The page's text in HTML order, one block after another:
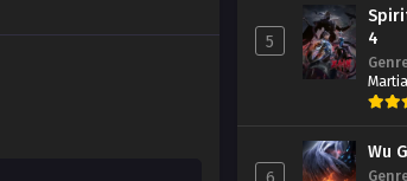
Eps
Eps
5
4
Wu